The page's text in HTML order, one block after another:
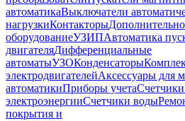
автоматикаВыключатели
нагрузкиКонтакторы
оборудованиеУЗИПАвтоматика
двигателяДифференциальные
автоматыУЗОКонденсаторы
электродвигателейАксессуары для
автоматикиПриборы учетаСчетчики
электроэнергииСчетчики воды
покрытия и